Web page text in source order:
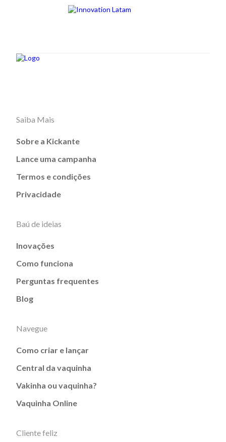
Saiba Mais
Sobre a Kickante
Lance uma campanha
Termos e condições
Privacidade
Baú de ideias
Inovações
Como funciona
Perguntas frequentes
Blog
Navegue
Como criar e lançar
Central da vaquinha
Vakinha ou vaquinha?
Vaquinha Online
Cliente feliz